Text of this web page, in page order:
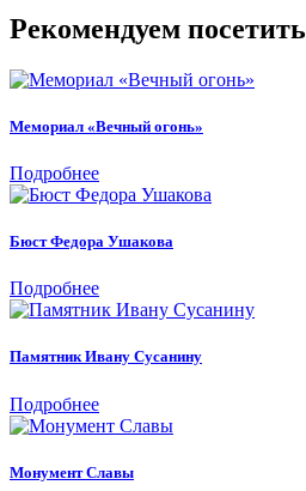
Рекомендуем посетить
Мемориал «Вечный огонь»
Подробнее
Бюст Федора Ушакова
Подробнее
Памятник Ивану Сусанину
Подробнее
Монумент Славы